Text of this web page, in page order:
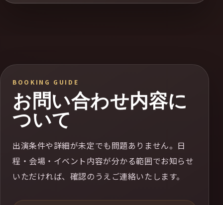
BOOKING GUIDE
お問い合わせ内容に
ついて
出演条件や詳細が未定でも問題ありません。日
程・会場・イベント内容が分かる範囲でお知らせ
いただければ、確認のうえご連絡いたします。